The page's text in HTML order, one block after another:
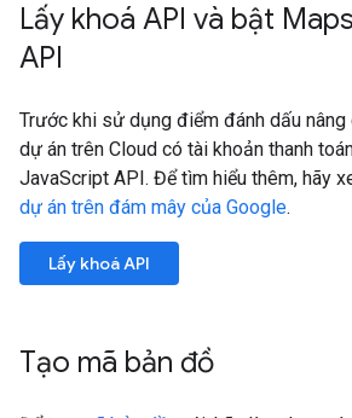
Lấy khoá API và bật
API
Trước khi sử dụng điểm đánh dấu
dự án trên Cloud có tài khoản thanh
JavaScript API. Để tìm hiểu thêm, hãy
dự án trên đám mây của Google.
Lấy khoá API
Tạo mã bản đồ